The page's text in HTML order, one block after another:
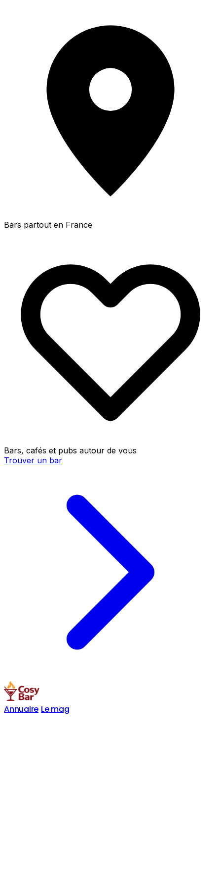
Bars partout en France
Bars, cafés et pubs autour de vous
Trouver un bar
Annuaire Le mag